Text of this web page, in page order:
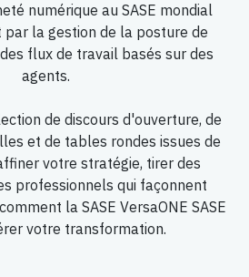
numérique au SASE mondial
par la gestion de la posture de
flux de travail basés sur des
agents.
de discours d'ouverture, de
et de tables rondes issues de
votre stratégie, tirer des
professionnels qui façonnent
la SASE VersaONE SASE
votre transformation.